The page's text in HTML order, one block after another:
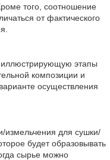
того, соотношение
от фактического
иллюстрирующую этапы
композиции и
осуществления
измельчения для сушки/
будет образовывать
сырье можно